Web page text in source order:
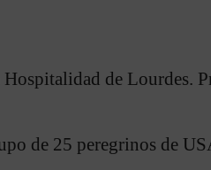
de Lourdes.
de 25 peregrinos de